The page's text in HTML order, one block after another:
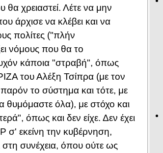
θα χρειαστεί. Λέτε να μην
άρχισε να κλέβει και να
πολίτες ("πλήν
νόμους που θα το
κάποια "στραβή", όπως
του Αλέξη Τσίπρα (με τον
το σύστημα και τότε, με
θυμόμαστε όλα), με στόχο και
όπως και δεν είχε. Δεν έχει
σ' εκείνη την κυβέρνηση,
συνέχεια, όπου ούτε ως